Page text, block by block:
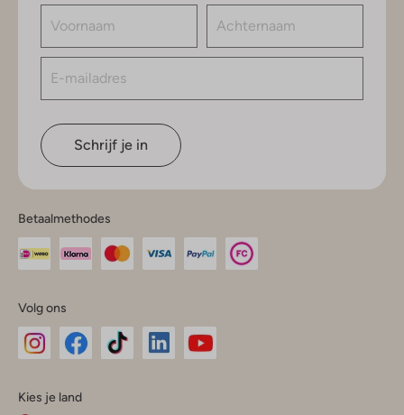
Schrijf je in
Betaalmethodes
Volg ons
InstagramFacebook
Kies je land